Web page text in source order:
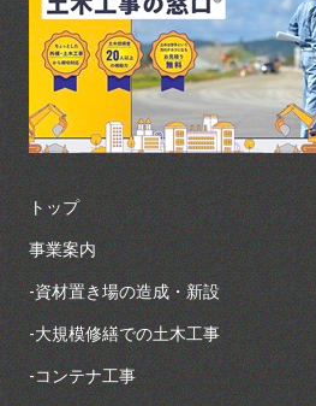
トップ
事業案内
-資材置き場の造成・新設
-大規模修繕での土木工事
-コンテナ工事